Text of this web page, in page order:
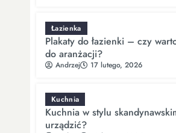
Łazienka
Plakaty do łazienki – czy
do aranżacji?
Andrzej 17 lutego, 2026
Kuchnia
Kuchnia w stylu
urządzić?